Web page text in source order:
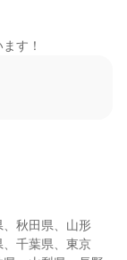
す！
秋田県、山形
千葉県、東京